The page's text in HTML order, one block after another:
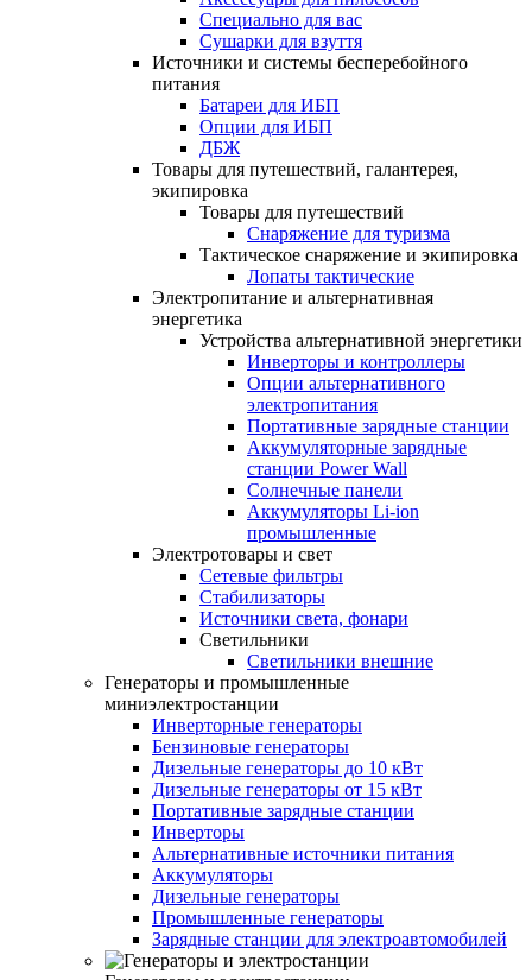
Специально для вас
Сушарки для взуття
Источники и системы бесперебойного
питания
Батареи для ИБП
Опции для ИБП
ДБЖ
Товары для путешествий, галантерея,
экипировка
Товары для путешествий
Снаряжение для туризма
Тактическое снаряжение и экипировка
Лопаты тактические
Электропитание и альтернативная
энергетика
Устройства альтернативной энергетики
Инверторы и контроллеры
Опции альтернативного
электропитания
Портативные зарядные станции
Аккумуляторные зарядные
станции Power Wall
Солнечные панели
Аккумуляторы Li-ion
промышленные
Электротовары и свет
Сетевые фильтры
Стабилизаторы
Источники света, фонари
Светильники
Светильники внешние
Генераторы и промышленные
миниэлектростанции
Инверторные генераторы
Бензиновые генераторы
Дизельные генераторы до 10 кВт
Дизельные генераторы от 15 кВт
Портативные зарядные станции
Инверторы
Альтернативные источники питания
Аккумуляторы
Дизельные генераторы
Промышленные генераторы
Зарядные станции для электроавтомобилей